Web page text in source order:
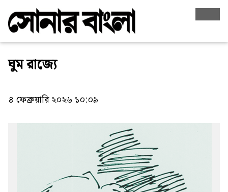
ঘুম রাজ্যে
৪ ফেব্রুয়ারি ২০২৬ ১০:০৯